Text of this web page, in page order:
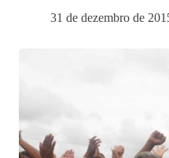
31 de dezembro de